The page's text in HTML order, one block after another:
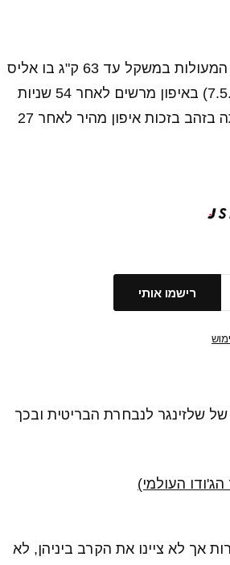
חובבי הג'ודו בארץ קיבלו עוד מפגש פיקנטי בין שתי הלוחמות המעולות במשקל עד 63 ק"ג בו אליס
שלזינגר גברה על ירדן ג'רבי במסגרת גראנד סלאם באקו (7.5.16) באיפון מרשים לאחר 54 שניות
בלבד, שלזינגר ניצחה גם בגמר את מיסקוביץ' הקרואטית וזכתה בזהב בזכות איפון מהיר לאחר 27
שלזינגר לנבחרת הבריטית ובכך
אך לא ציינו את הקרב ביניהן, לא